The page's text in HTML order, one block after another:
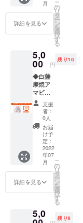
鉢】 をオー
プン。
全席完全個
室は弊社内
2014.10
飲食の新し
い可能性を
求め、鹿児
島では珍し
い日本酒豊
富な酒場【
烹 一心
（イチコ
ロ） 】を
オープン。
るのはもち
吸い
でん…
さまざ
使い頂
けま
す。 原
材料及
び添加
物等の
食品表
示はお
届け商
品のラ
ベルに
表記さ
れます
〈原材
料〉唐
（九州
産）、
食塩
〈内容
ロック
にも最
適で
コー
ヒー、
ジュー
スなど
にも何
度でも
使用で
き、軽
くで割
れる心
配が少
ないの
でご年
配や子
供さ
気のア
ウトド
れてお
く、温
かいも
のは持
い特徴
があり
ます。
鹿児島
の文化
である
焼酎の
お湯割
りや水
割り炭
酸割
り、も
ちろん
ロック
にも最
適で
す。 そ
ヒー、
ツのサ
イズは4
サイ
ズ！
Ｓ，
Ｌ，２
Ｌより
お選び
くださ
い！
******H
Pへのお
名前記
載につ
いて
****** ・
株式会
社グッ
ドフェ
ローズ
ダイニ
ングの
致しま
す（希
月
詳細を見る
こ
の
リ
タ
ー
ン
を
選
択
す
る
5,0
00 円
残り10
◆白薩
摩焼ア
マビエ
（白）
w5cm×
h5cm程
度 ・素
材:天草
陶石(熊
本産）
・江戸
時代、
肥後国
（熊
本）の
海に現
怪。毎
夜、海
支援
者：
0人
お届
け予
定：
2022
年07
月
詳細を見る
こ
の
リ
タ
ー
ン
を
選
択
す
る
5,0 残り9